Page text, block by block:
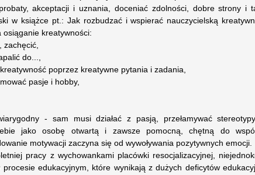
akceptacji i uznania, doceniać zdolności, dobre strony i
w książce pt.: Jak rozbudzać i wspierać nauczycielską
kreatywności:
zachęcić,
do...,
poprzez kreatywne pytania i zadania,
pasje i hobby,
- sam musi działać z pasją, przełamywać
jako osobę otwartą i zawsze pomocną, chętną do
motywacji zaczyna się od wywoływania pozytywnych emocji.
pracy z wychowankami placówki resocjalizacyjnej,
edukacyjnym, które wynikają z dużych deficytów